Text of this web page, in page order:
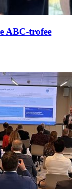
ABC‑trofee